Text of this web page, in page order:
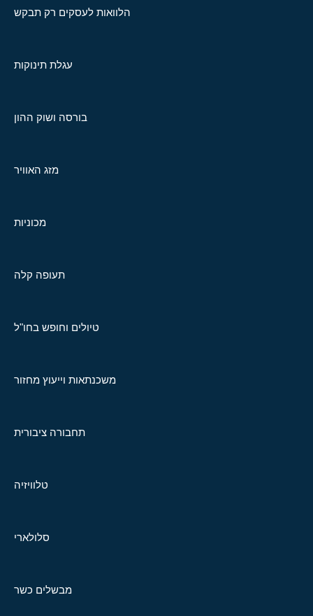
הלוואות לעסקים רק תבקש
עגלת תינוקות
בורסה ושוק ההון
מזג האוויר
מכוניות
תעופה קלה
טיולים וחופש בחו"ל
משכנתאות וייעוץ מחזור
תחבורה ציבורית
טלוויזיה
סלולארי
מבשלים כשר